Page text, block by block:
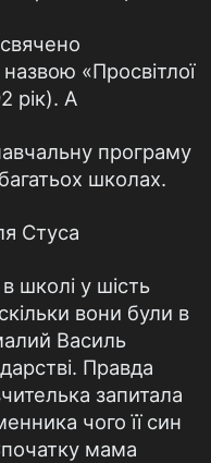
«Просвітлої
рік). А
програму
школах.
Стуса
школі у шість
вони були в
Василь
Правда
запитала
чого її син
мама